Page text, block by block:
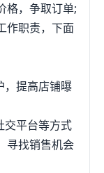
格，争取订单;
作职责，下面
，提高店铺曝
交平台等方式
寻找销售机会